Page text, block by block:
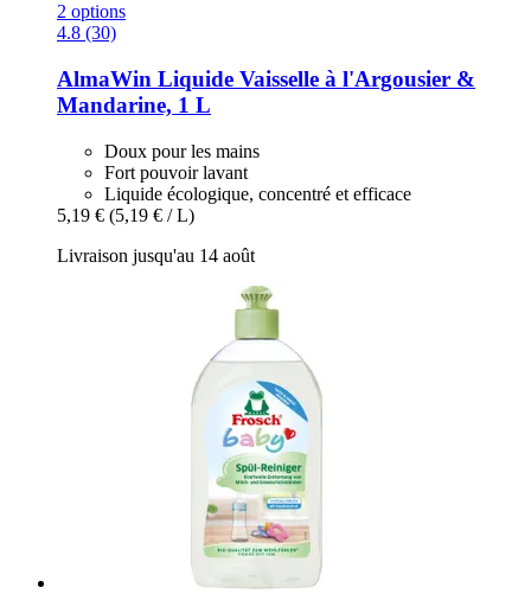
2 options
4.8 (30)
AlmaWin Liquide Vaisselle à l'Argousier &
Mandarine, 1 L
Doux pour les mains
Fort pouvoir lavant
Liquide écologique, concentré et efficace
5,19 € (5,19 € / L)
Livraison jusqu'au 14 août